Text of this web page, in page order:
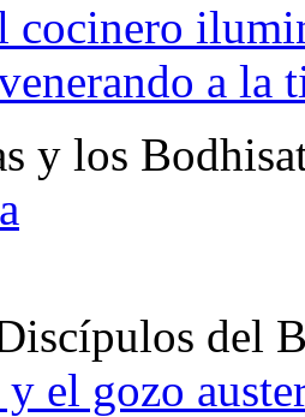
cocinero
a la
y los
del
el gozo